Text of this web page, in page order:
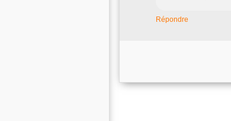
Répondre